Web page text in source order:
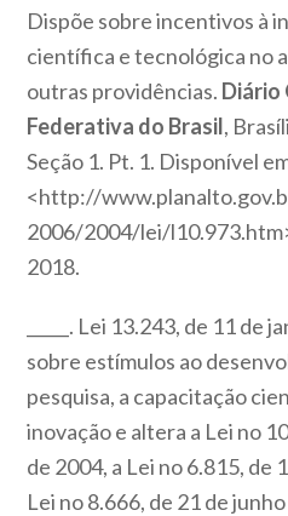
Dispõe sobre incentivos à
científica e tecnológica no
outras providências. Diário
Federativa do Brasil,
Seção 1. Pt. 1. Disponível
<http://
2006/2004/lei/
2018.
_____. Lei 13.243, de 11
sobre estímulos ao
pesquisa, a capacitação
inovação e altera a Lei no
de 2004, a Lei no 6.815, de
Lei no 8.666, de 21 de